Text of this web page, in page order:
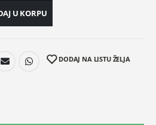
U KORPU
DODAJ NA LISTU ŽELJA